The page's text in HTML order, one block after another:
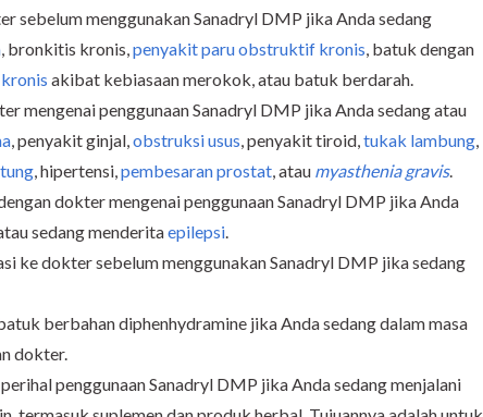
sebelum menggunakan Sanadryl DMP jika Anda sedang
, bronkitis kronis,penyakit paru obstruktif kronis, batuk dengan
akibat kebiasaan merokok, atau batuk berdarah.
mengenai penggunaan Sanadryl DMP jika Anda sedang atau
, penyakit ginjal,obstruksi usus, penyakit tiroid,tukak lambung,
, hipertensi,pembesaran prostat, atau myasthenia gravis.
dokter mengenai penggunaan Sanadryl DMP jika Anda
sedang menderitaepilepsi.
ke dokter sebelum menggunakan Sanadryl DMP jika sedang
berbahan diphenhydramine jika Anda sedang dalam masa
dokter.
penggunaan Sanadryl DMP jika Anda sedang menjalani